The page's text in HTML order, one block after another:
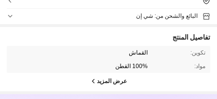
البائع والشحن من: شي إن
تفاصيل المنتج
تكوين: القماش
مواد: 100% القطن
عرض المزيد